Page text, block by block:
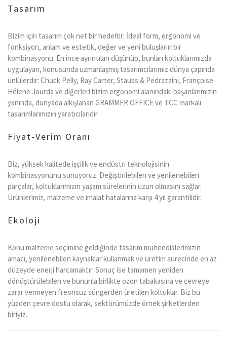
Tasarım
Bizim için tasarım çok net bir hedeftir: İdeal form, ergonomi ve
fonksiyon, anlam ve estetik, değer ve yeni buluşların bir
kombinasyonu. En ince ayrıntıları düşünüp, bunları koltuklarımızda
uygulayan, konusunda uzmanlaşmış tasarımcılarımız dünya çapında
ünlülerdir: Chuck Pelly, Ray Carter, Stauss & Pedrazzini, Françoise
Hélene Jourda ve diğerleri bizim ergonomi alanındaki başarılarımızın
yanında, dünyada alkışlanan GRAMMER OFFICE ve TCC markalı
tasarımlarımızın yaratıcılarıdır.
Fiyat-Verim Oranı
Biz, yüksek kalitede işçilik ve endüstri teknolojisinin
kombinasyonunu sunuyoruz. Değiştirilebilen ve yenilenebilen
parçalar, koltuklarımızın yaşam sürelerinin uzun olmasını sağlar.
Ürünlerimiz, malzeme ve imalat hatalarına karşı 4 yıl garantilidir.
Ekoloji
Konu malzeme seçimine geldiğinde tasarım mühendislerimizin
amacı, yenilenebilen kaynaklar kullanmak ve üretim sürecinde en az
düzeyde enerji harcamaktır. Sonuç ise tamamen yeniden
dönüştürülebilen ve bununla birlikte ozon tabakasına ve çevreye
zarar vermeyen freonsuz süngerden üretilen koltuklar. Biz bu
yüzden çevre dostu olarak, sektörümüzde örnek şirketlerden
biriyiz.